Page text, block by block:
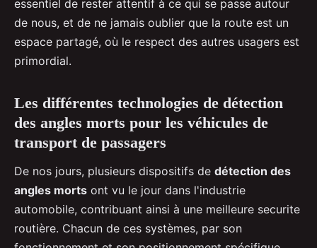
essentiel de rester attentif à ce qui se passe autour
de nous, et de ne jamais oublier que la route est un
espace partagé, où le respect des autres usagers est
primordial.
Les différentes technologies de détection
des angles morts pour les véhicules de
transport de passagers
De nos jours, plusieurs dispositifs de détection des
angles morts ont vu le jour dans l'industrie
automobile, contribuant ainsi à une meilleure securite
routière. Chacun de ces systèmes, par son